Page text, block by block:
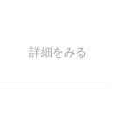
詳細をみる